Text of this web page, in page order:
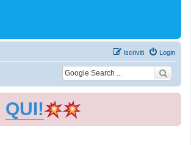
Login
Iscriviti
QUI!